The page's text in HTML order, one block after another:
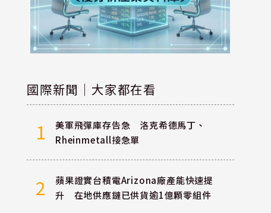
國際新聞｜大家都在看
1
美軍飛彈庫存告急 洛克希德馬丁、
Rheinmetall接急單
2
蘋果證實台積電Arizona廠產能快速提
升 在地供應鏈已供貨逾1億顆零組件